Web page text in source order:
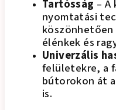
Tartósság – A
nyomtatási
köszönhetően
élénkek és
Univerzális
felületekre, a
bútorokon át
is.